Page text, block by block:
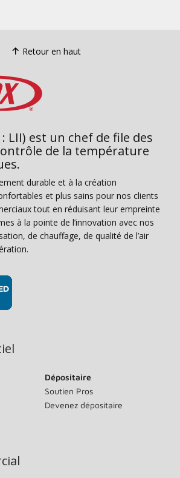
Retour en haut
: LII) est un chef de file des
de la température
durable et à la création
et plus sains pour nos clients
tout en réduisant leur empreinte
à la pointe de l’innovation avec nos
de chauffage, de qualité de l’air
Dépositaire
Soutien Pros
Devenez dépositaire